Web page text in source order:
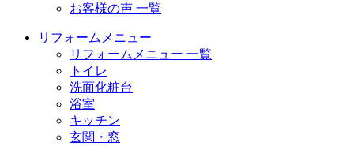
お客様の声 一覧
リフォームメニュー
リフォームメニュー 一覧
トイレ
洗面化粧台
浴室
キッチン
玄関・窓